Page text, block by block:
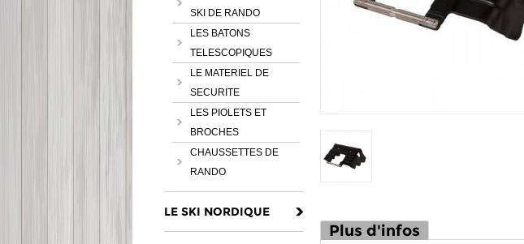
SKI DE RANDO
LES BATONS
TELESCOPIQUES
LE MATERIEL DE
SECURITE
LES PIOLETS ET
BROCHES
CHAUSSETTES DE
RANDO
LE SKI NORDIQUE
Plus d'infos